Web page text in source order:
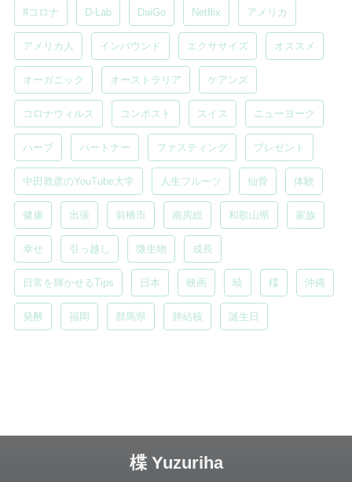
#コロナ D-Lab DaiGo Netflix アメリカ
アメリカ人 インバウンド エクササイズ オススメ
オーガニック オーストラリア ケアンズ
コロナウィルス コンポスト スイス ニューヨーク
ハーブ パートナー ファスティング プレゼント
中田敦彦のYouTube大学 人生フルーツ 仙骨 体験
健康 出張 前橋市 南房総 和歌山県 家族
幸せ 引っ越し 微生物 成長
日常を輝かせるTips 日本 映画 暁 楪 沖縄
発酵 福岡 群馬県 肺結核 誕生日
楪 Yuzuriha